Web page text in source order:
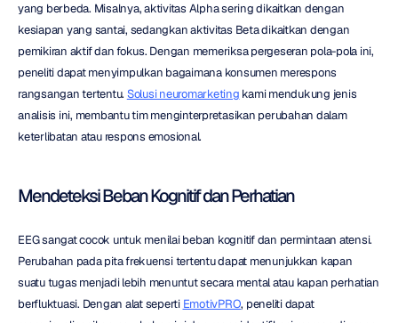
yang berbeda. Misalnya, aktivitas Alpha sering dikaitkan dengan
kesiapan yang santai, sedangkan aktivitas Beta dikaitkan dengan
pemikiran aktif dan fokus. Dengan memeriksa pergeseran pola-pola ini,
peneliti dapat menyimpulkan bagaimana konsumen merespons
rangsangan tertentu. Solusi neuromarketing kami mendukung jenis
analisis ini, membantu tim menginterpretasikan perubahan dalam
keterlibatan atau respons emosional.
Mendeteksi Beban Kognitif dan Perhatian
EEG sangat cocok untuk menilai beban kognitif dan permintaan atensi.
Perubahan pada pita frekuensi tertentu dapat menunjukkan kapan
suatu tugas menjadi lebih menuntut secara mental atau kapan perhatian
berfluktuasi. Dengan alat seperti EmotivPRO, peneliti dapat